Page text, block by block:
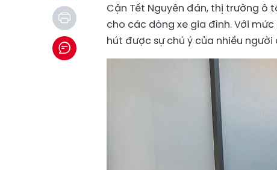
Cận Tết Nguyên đán, thị trường
cho các dòng xe gia đình. Với mức
hút được sự chú ý của nhiều người